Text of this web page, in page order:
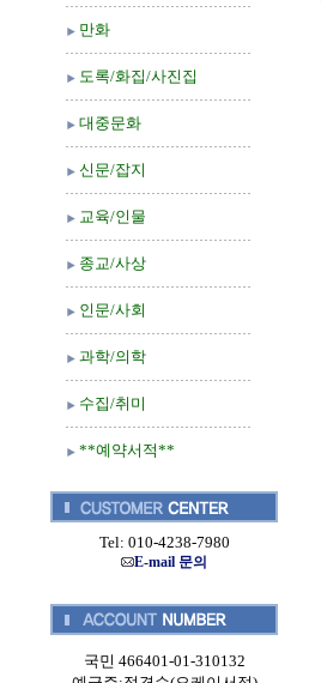
만화
도록/화집/사진집
대중문화
신문/잡지
교육/인물
종교/사상
인문/사회
과학/의학
수집/취미
**예약서적**
Tel: 010-4238-7980
E-mail 문의
국민 466401-01-310132